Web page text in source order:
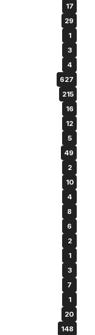
17
29
1
3
4
627
215
16
12
5
49
2
10
4
8
6
2
1
3
7
1
20
148